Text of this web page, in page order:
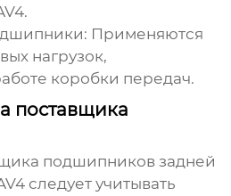
Применяются
нагрузок,
коробки передач.
поставщика
подшипников задней
следует учитывать